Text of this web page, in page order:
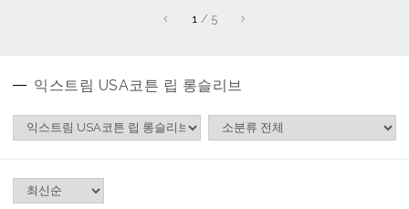
1 / 5
익스트림 USA코튼 립 롱슬리브